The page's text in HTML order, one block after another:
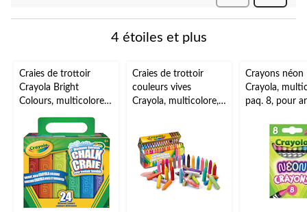
4 étoiles et plus
Craies de trottoir
Crayola Bright
Colours, multicolore,
4 ans et plus, pour
activités estivales/jeu
de pelouse, paq. 24
Craies de trottoir
couleurs vives
Crayola, multicolore,
de pelouse, paq. 64
Crayons néon
Crayola,
paq. 8, pour
d'anniversaire